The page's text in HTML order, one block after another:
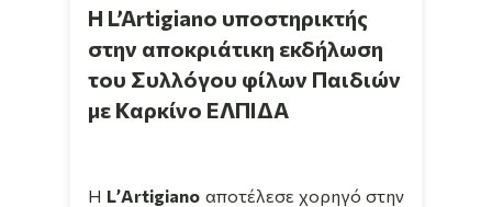
Η L’Artigiano υποστηρικτής
στην αποκριάτικη εκδήλωση
του Συλλόγου φίλων Παιδιών
με Καρκίνο ΕΛΠΙΔΑ
Η L’Artigiano αποτέλεσε χορηγό στην